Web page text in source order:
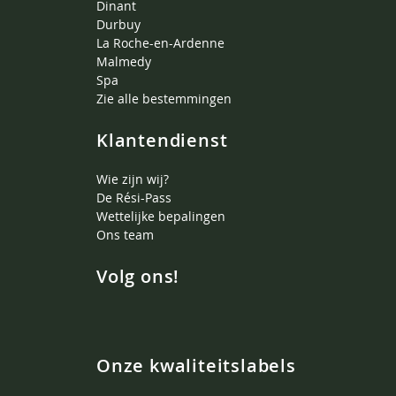
Dinant
Durbuy
La Roche-en-Ardenne
Malmedy
Spa
Zie alle bestemmingen
Klantendienst
Wie zijn wij?
De Rési-Pass
Wettelijke bepalingen
Ons team
Volg ons!
Onze kwaliteitslabels